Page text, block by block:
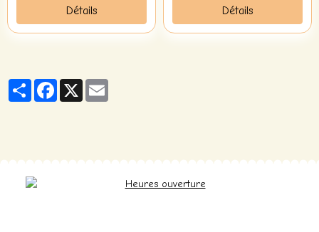
Détails Détails
PartagerFacebook
X